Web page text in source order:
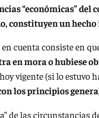
“económicas”
constituyen un
cuenta consiste en
en mora o hubiese
vigente (si lo estuvo
los principios
de las circunstancias